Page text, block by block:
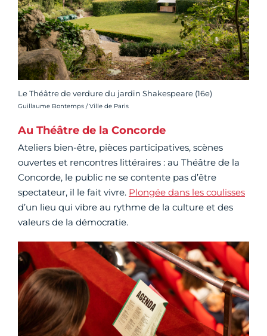
Le Théâtre de verdure du jardin Shakespeare (16e)
Crédit photo :
Guillaume Bontemps / Ville de Paris
Au Théâtre de la Concorde
Ateliers bien-être, pièces participatives, scènes
ouvertes et rencontres littéraires : au Théâtre de la
Concorde, le public ne se contente pas d’être
spectateur, il le fait vivre. Plongée dans les coulisses
d’un lieu qui vibre au rythme de la culture et des
valeurs de la démocratie.